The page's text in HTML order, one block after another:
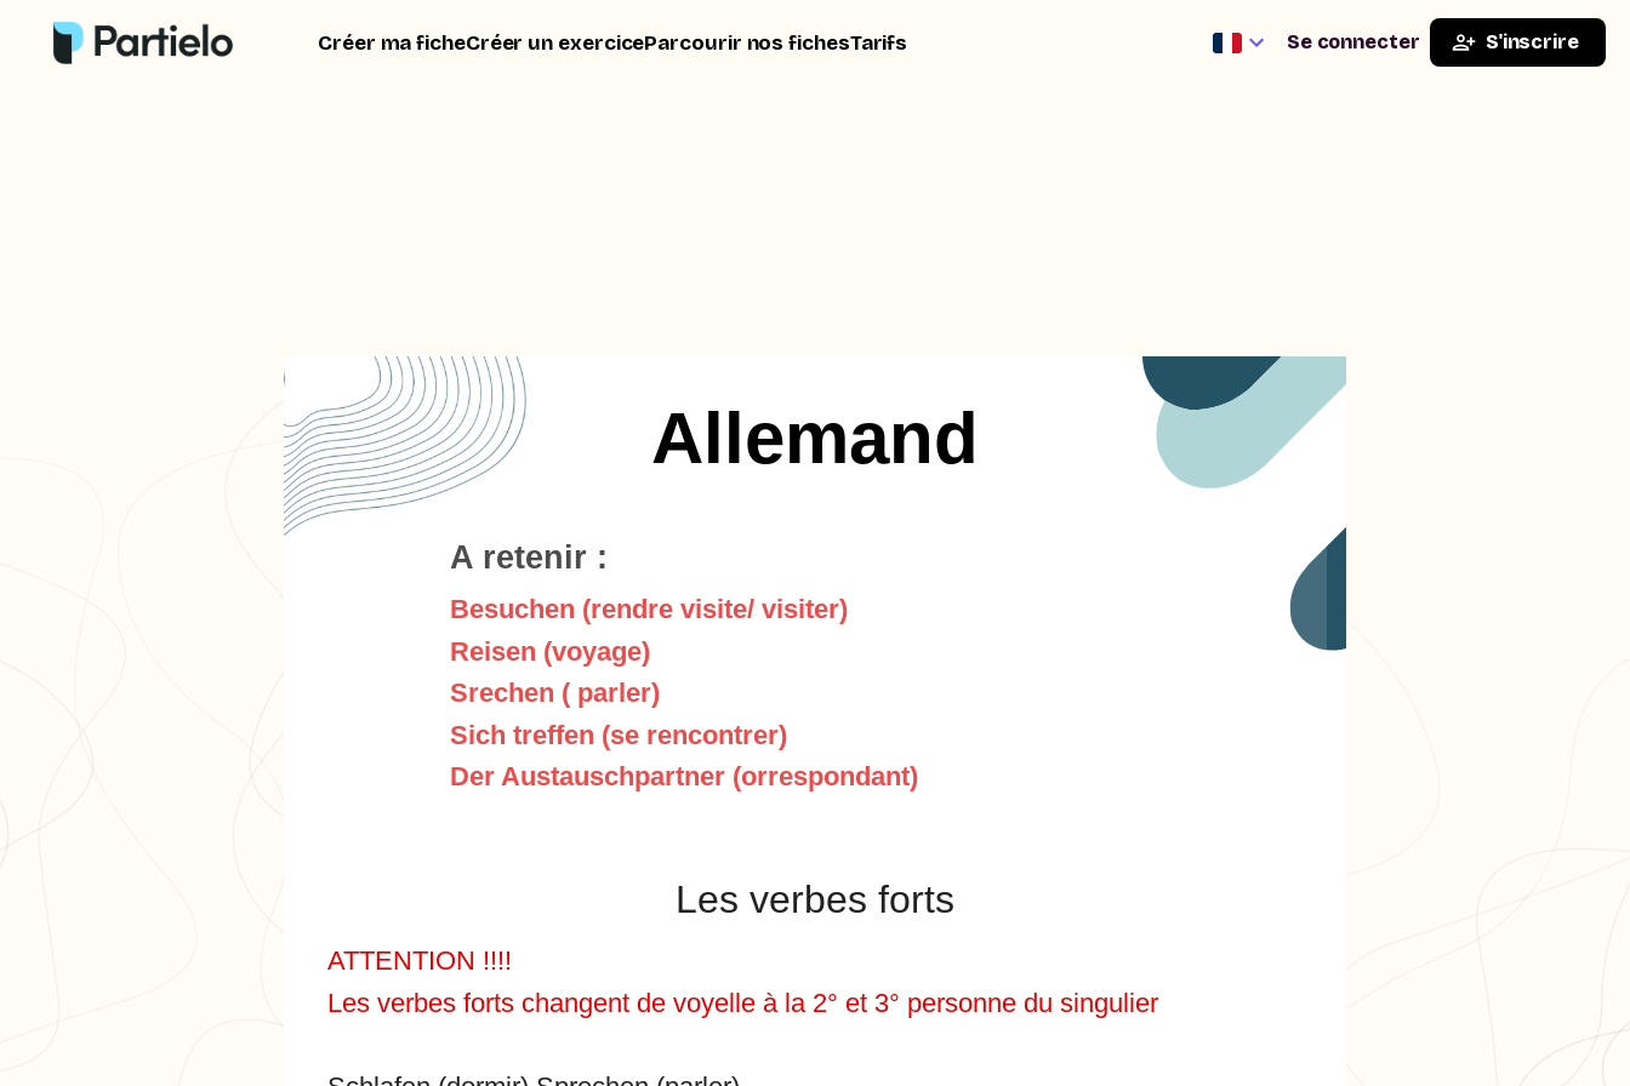
Créer ma ficheCréer un exerciceParcourir nos fichesTarifs Se connecter S'inscrire
Allemand
A retenir :
Besuchen (rendre visite/ visiter)
Reisen (voyage)
Srechen ( parler)
Sich treffen (se rencontrer)
Der Austauschpartner (orrespondant)
Les verbes forts
ATTENTION !!!!
Les verbes forts changent de voyelle à la 2° et 3° personne du singulier